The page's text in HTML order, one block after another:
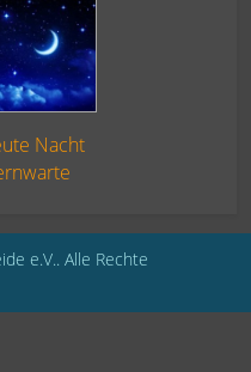
Nacht
e.V.. Alle Rechte